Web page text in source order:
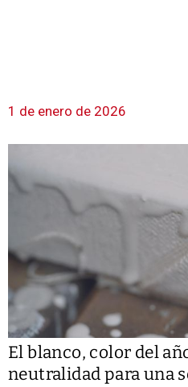
1 de enero de 2026
El blanco, color del
neutralidad para una